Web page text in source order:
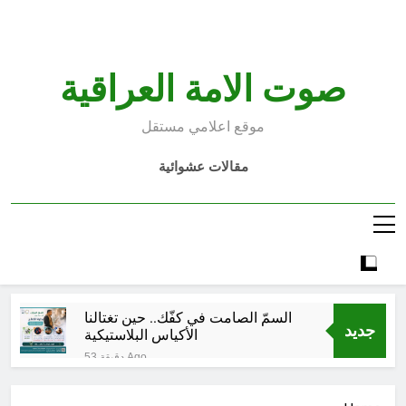
صوت الامة العراقية
موقع اعلامي مستقل
مقالات عشوائية
جديد
السمّ الصامت في كفّك.. حين تغتالنا
الأكياس البلاستيكية
53 دقيقة Ago